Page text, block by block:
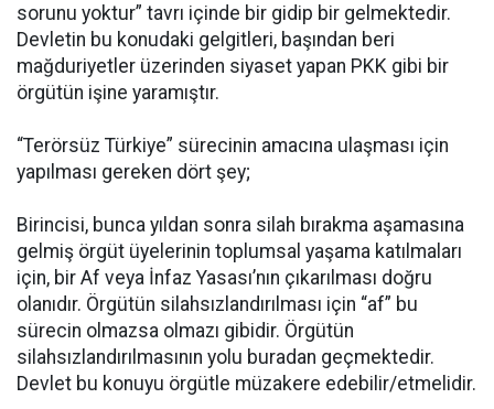
sorunu yoktur” tavrı içinde bir gidip bir gelmektedir.
Devletin bu konudaki gelgitleri, başından beri
mağduriyetler üzerinden siyaset yapan PKK gibi bir
örgütün işine yaramıştır.
“Terörsüz Türkiye” sürecinin amacına ulaşması için
yapılması gereken dört şey;
Birincisi, bunca yıldan sonra silah bırakma aşamasına
gelmiş örgüt üyelerinin toplumsal yaşama katılmaları
için, bir Af veya İnfaz Yasası’nın çıkarılması doğru
olanıdır. Örgütün silahsızlandırılması için “af” bu
sürecin olmazsa olmazı gibidir. Örgütün
silahsızlandırılmasının yolu buradan geçmektedir.
Devlet bu konuyu örgütle müzakere edebilir/etmelidir.